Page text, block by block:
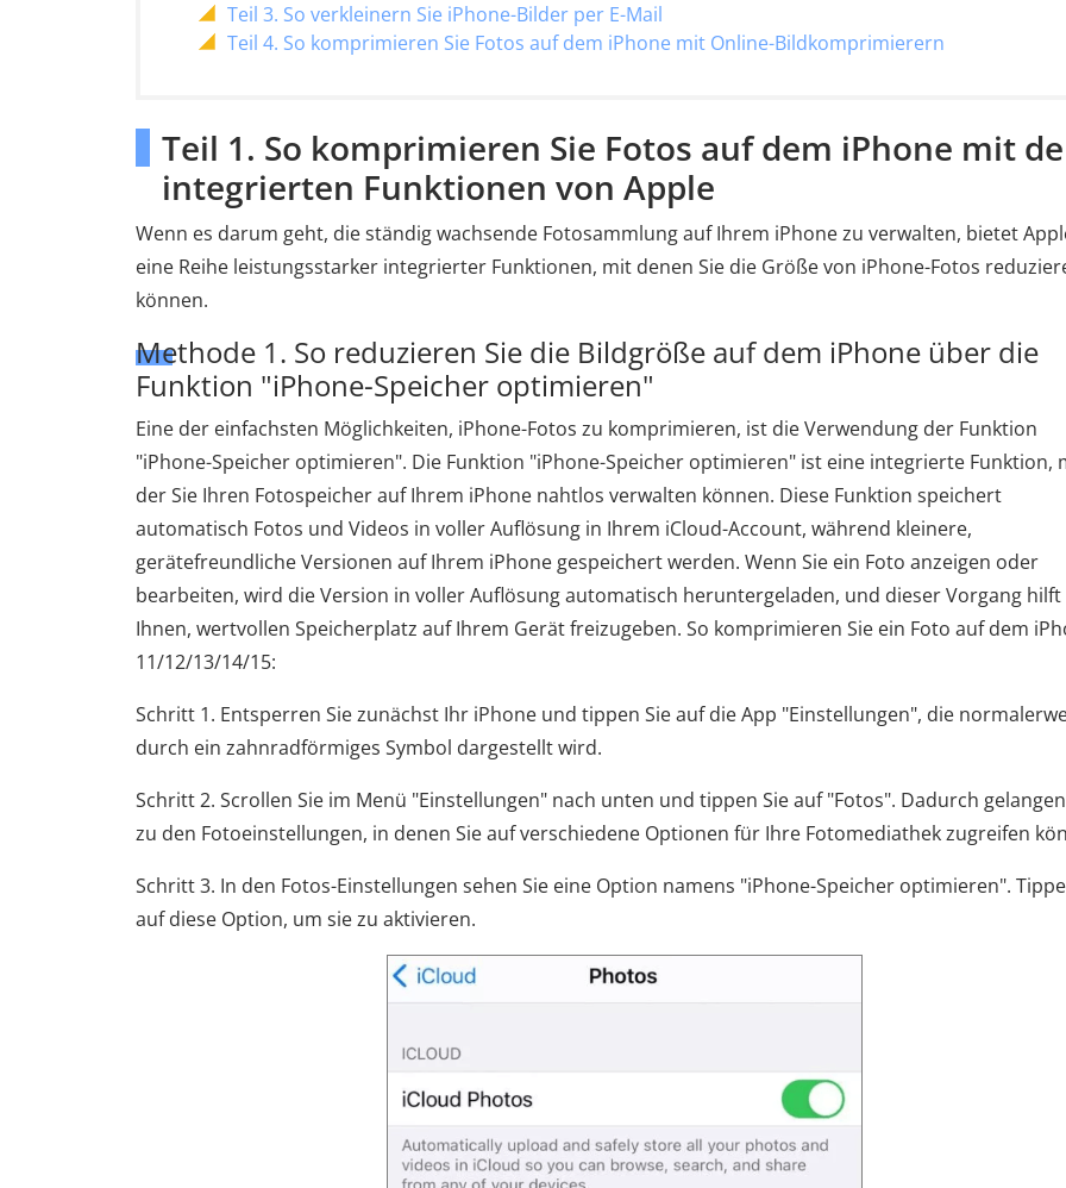
Teil 3. So verkleinern Sie iPhone-Bilder per E-Mail
Teil 4. So komprimieren Sie Fotos auf dem iPhone mit Online-Bildkomprimierern
Teil 1. So komprimieren Sie Fotos auf dem iPhone mit
integrierten Funktionen von Apple
Wenn es darum geht, die ständig wachsende Fotosammlung auf Ihrem iPhone zu verwalten, bietet
eine Reihe leistungsstarker integrierter Funktionen, mit denen Sie die Größe von iPhone-Fotos
können.
Methode 1. So reduzieren Sie die Bildgröße auf dem iPhone über die
Funktion "iPhone-Speicher optimieren"
Eine der einfachsten Möglichkeiten, iPhone-Fotos zu komprimieren, ist die Verwendung der Funktion
"iPhone-Speicher optimieren". Die Funktion "iPhone-Speicher optimieren" ist eine integrierte Funktion,
der Sie Ihren Fotospeicher auf Ihrem iPhone nahtlos verwalten können. Diese Funktion speichert
automatisch Fotos und Videos in voller Auflösung in Ihrem iCloud-Account, während kleinere,
gerätefreundliche Versionen auf Ihrem iPhone gespeichert werden. Wenn Sie ein Foto anzeigen oder
bearbeiten, wird die Version in voller Auflösung automatisch heruntergeladen, und dieser Vorgang hilft
Ihnen, wertvollen Speicherplatz auf Ihrem Gerät freizugeben. So komprimieren Sie ein Foto auf dem
11/12/13/14/15:
Schritt 1. Entsperren Sie zunächst Ihr iPhone und tippen Sie auf die App "Einstellungen", die
durch ein zahnradförmiges Symbol dargestellt wird.
Schritt 2. Scrollen Sie im Menü "Einstellungen" nach unten und tippen Sie auf "Fotos". Dadurch
zu den Fotoeinstellungen, in denen Sie auf verschiedene Optionen für Ihre Fotomediathek zugreifen
Schritt 3. In den Fotos-Einstellungen sehen Sie eine Option namens "iPhone-Speicher optimieren".
auf diese Option, um sie zu aktivieren.